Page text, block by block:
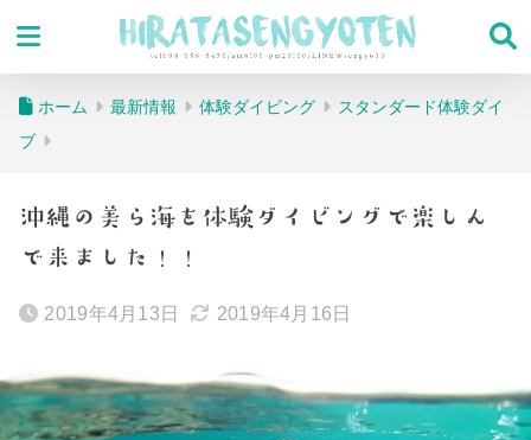
ホーム 最新情報 体験ダイビング
スタンダード体験ダイ
ブ
沖縄の美ら海を体験ダイビングで楽しん
で来ました！！
2019年4月13日 2019年4月16日